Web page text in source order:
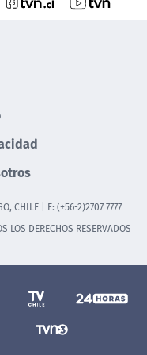
CHILE | F: (+56-2)2707 7777
DERECHOS RESERVADOS